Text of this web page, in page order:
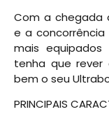
Com a chegada
e a
mais
tenha que rever
bem o seu
PRINCIPAIS